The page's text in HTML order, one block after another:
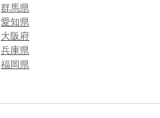
群馬県
愛知県
大阪府
兵庫県
福岡県